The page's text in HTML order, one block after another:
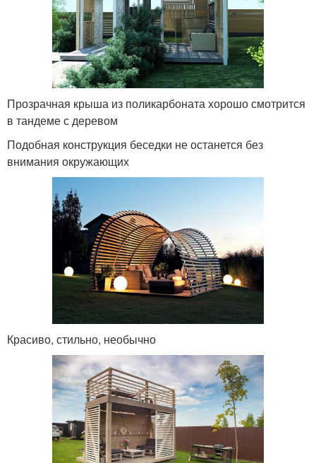
Прозрачная крыша из поликарбоната хорошо смотрится
в тандеме с деревом
Подобная конструкция беседки не останется без
внимания окружающих
Красиво, стильно, необычно